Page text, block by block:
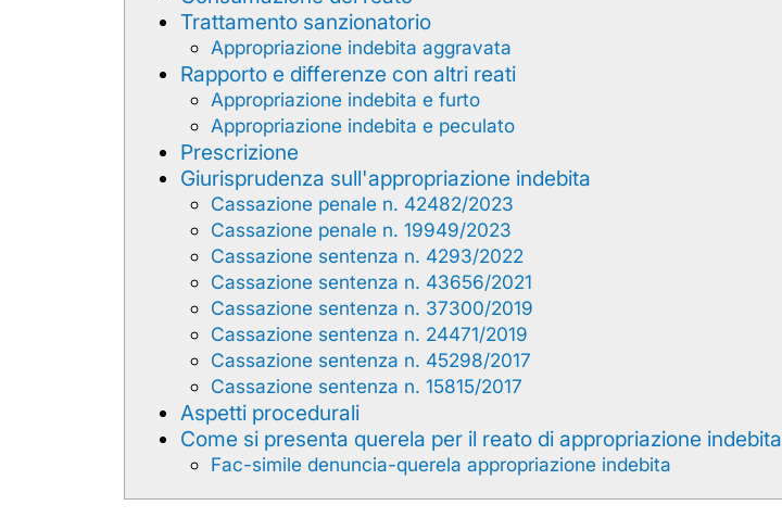
Trattamento sanzionatorio
Appropriazione indebita aggravata
Rapporto e differenze con altri reati
Appropriazione indebita e furto
Appropriazione indebita e peculato
Prescrizione
Giurisprudenza sull'appropriazione indebita
Cassazione penale n. 42482/2023
Cassazione penale n. 19949/2023
Cassazione sentenza n. 4293/2022
Cassazione sentenza n. 43656/2021
Cassazione sentenza n. 37300/2019
Cassazione sentenza n. 24471/2019
Cassazione sentenza n. 45298/2017
Cassazione sentenza n. 15815/2017
Aspetti procedurali
Come si presenta querela per il reato di appropriazione indebita
Fac-simile denuncia-querela appropriazione indebita